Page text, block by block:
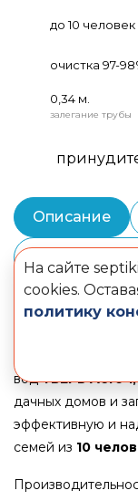
до 10 человек
очистка 97-
0,34 м.
залегание трубы
Описание
Монтаж и
Документы
Станция очистки
водТВЕРЬAero
дачных домов и
эффективную и
семей из 10
На сайте
cookies.
политику